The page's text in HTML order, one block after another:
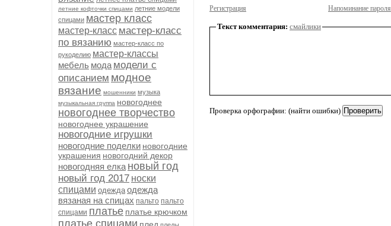
летние кофточки спицами летние модели
спицами мастер класс
мастер-класс мастер-класс
по вязанию мастер-класс по
рукоделию мастер-классы
мебель мода модели с
описанием модное
вязание мошенники музыка
музыкальная группа новогоднее
новогоднее творчество
новогоднее украшение
новогодние игрушки
новогодние поделки новогодние
украшения новогодний декор
новогодняя елка новый год
новый год 2017 носки
спицами одежда одежда
вязаная на спицах пальто пальто
спицами платье платье крючком
платье спицами
Регистрация Напоминание пароля
Текст комментария: смайлики
Проверка орфографии: (найти ошибки)